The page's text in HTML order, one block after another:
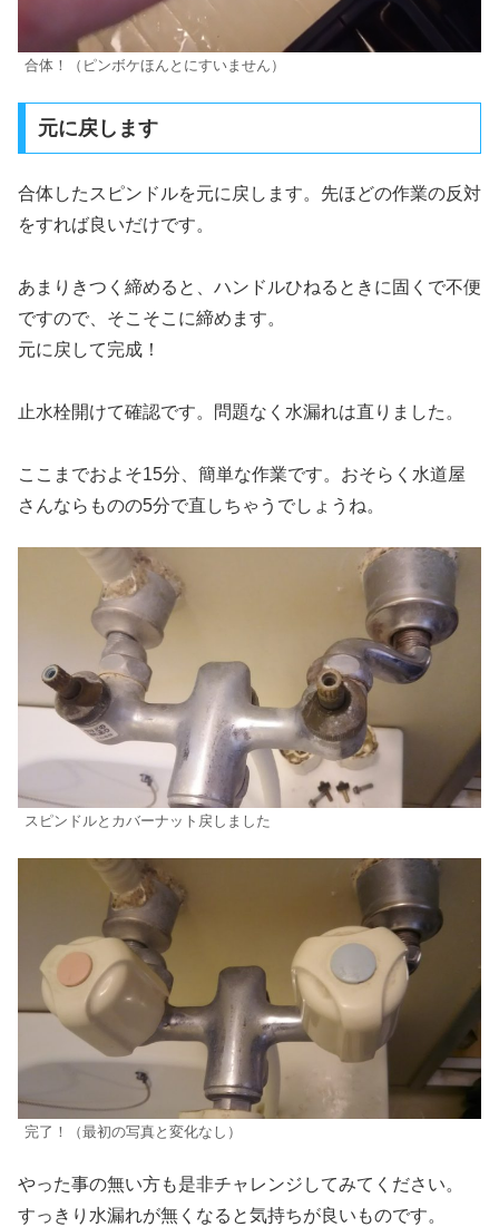
合体！（ピンボケほんとにすいません）
元に戻します
合体したスピンドルを元に戻します。先ほどの作業の反対
をすれば良いだけです。
あまりきつく締めると、ハンドルひねるときに固くで不便
ですので、そこそこに締めます。
元に戻して完成！
止水栓開けて確認です。問題なく水漏れは直りました。
ここまでおよそ15分、簡単な作業です。おそらく水道屋
さんならものの5分で直しちゃうでしょうね。
スピンドルとカバーナット戻しました
完了！（最初の写真と変化なし）
やった事の無い方も是非チャレンジしてみてください。
すっきり水漏れが無くなると気持ちが良いものです。